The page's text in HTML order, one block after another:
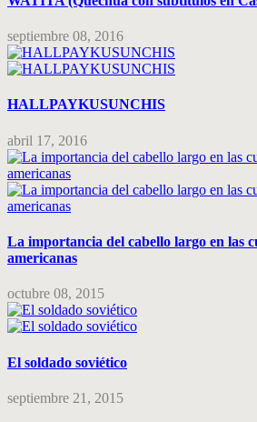
septiembre 08, 2016
HALLPAYKUSUNCHIS
abril 17, 2016
La importancia del cabello largo en las
americanas
octubre 08, 2015
El soldado soviético
septiembre 21, 2015